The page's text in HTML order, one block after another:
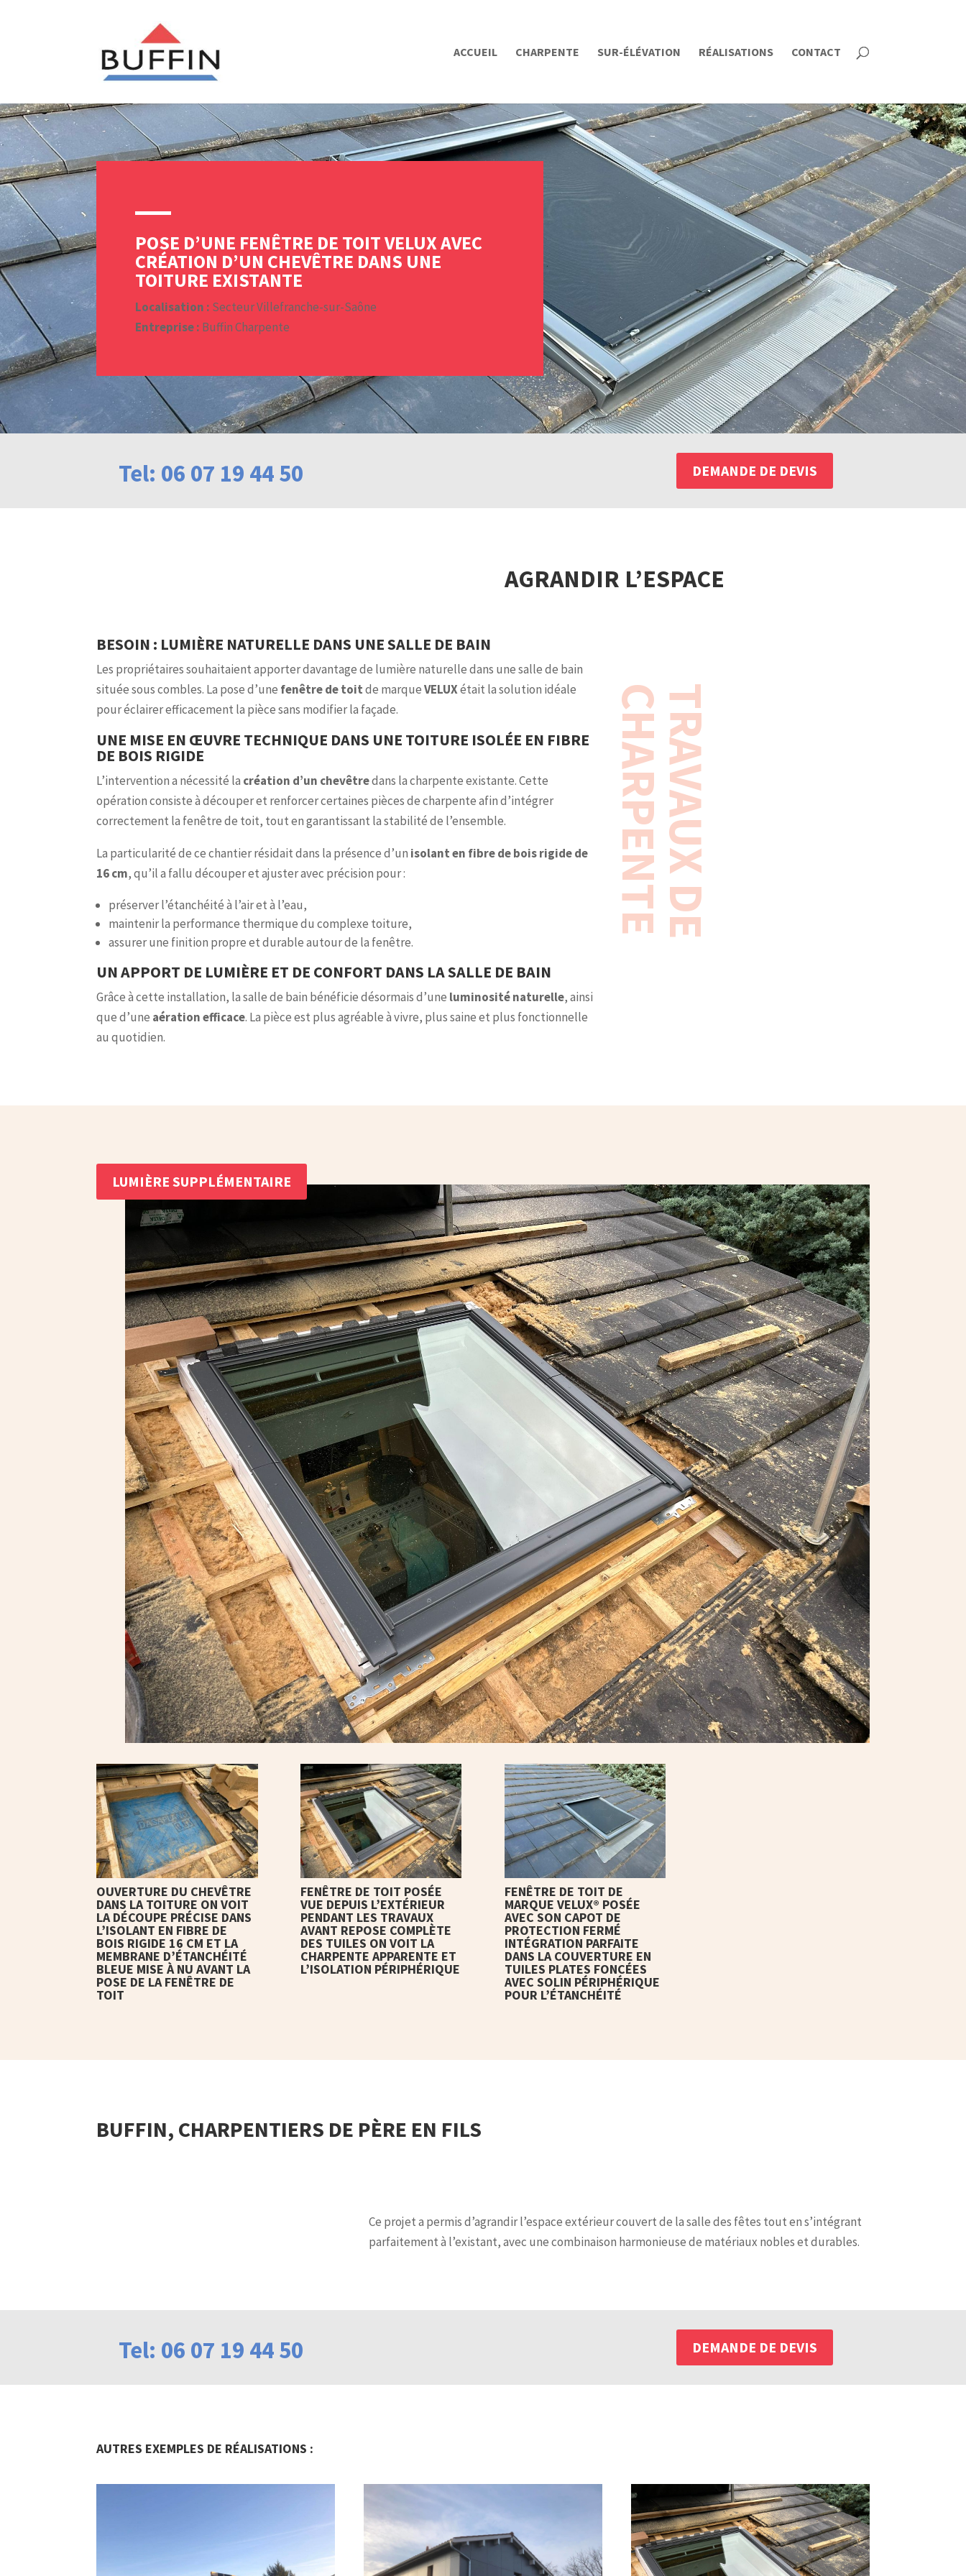
ACCUEIL CHARPENTE SUR-ÉLÉVATION RÉALISATIONS CONTACT
POSE D’UNE FENÊTRE DE TOIT VELUX AVEC
CRÉATION D’UN CHEVÊTRE DANS UNE
TOITURE EXISTANTE
Localisation : Secteur Villefranche-sur-Saône
Entreprise : Buffin Charpente
Tel: 06 07 19 44 50 DEMANDE DE DEVIS
AGRANDIR L’ESPACE
BESOIN : LUMIÈRE NATURELLE DANS UNE SALLE DE BAIN
Les propriétaires souhaitaient apporter davantage de lumière naturelle dans une salle de bain
située sous combles. La pose d’une fenêtre de toitde marqueVELUXétait la solution idéale
pour éclairer efficacement la pièce sans modifier la façade.
UNE MISE EN ŒUVRE TECHNIQUE DANS UNE TOITURE ISOLÉE EN FIBRE
DE BOIS RIGIDE
L’intervention a nécessité la création d’un chevêtredans la charpente existante. Cette
opération consiste à découper et renforcer certaines pièces de charpente afin d’intégrer
correctement la fenêtre de toit, tout en garantissant la stabilité de l’ensemble.
La particularité de ce chantier résidait dans la présence d’un isolant en fibre de bois rigide de
16 cm, qu’il a fallu découper et ajuster avec précision pour :
préserver l’étanchéité à l’air et à l’eau,
maintenir la performance thermique du complexe toiture,
assurer une finition propre et durable autour de la fenêtre.
UN APPORT DE LUMIÈRE ET DE CONFORT DANS LA SALLE DE BAIN
Grâce à cette installation, la salle de bain bénéficie désormais d’une luminosité naturelle, ainsi
que d’une aération efficace. La pièce est plus agréable à vivre, plus saine et plus fonctionnelle
au quotidien.
TRAVAUX DE
CHARPENTE
LUMIÈRE SUPPLÉMENTAIRE
OUVERTURE DU CHEVÊTRE
DANS LA TOITURE ON VOIT
LA DÉCOUPE PRÉCISE DANS
L’ISOLANT EN FIBRE DE
BOIS RIGIDE 16 CM ET LA
MEMBRANE D’ÉTANCHÉITÉ
BLEUE MISE À NU AVANT LA
POSE DE LA FENÊTRE DE
TOIT
FENÊTRE DE TOIT POSÉE
VUE DEPUIS L’EXTÉRIEUR
PENDANT LES TRAVAUX
AVANT REPOSE COMPLÈTE
DES TUILES ON VOIT LA
CHARPENTE APPARENTE ET
L’ISOLATION PÉRIPHÉRIQUE
FENÊTRE DE TOIT DE
MARQUE VELUX® POSÉE
AVEC SON CAPOT DE
PROTECTION FERMÉ
INTÉGRATION PARFAITE
DANS LA COUVERTURE EN
TUILES PLATES FONCÉES
AVEC SOLIN PÉRIPHÉRIQUE
POUR L’ÉTANCHÉITÉ
BUFFIN, CHARPENTIERS DE PÈRE EN FILS
Ce projet a permis d’agrandir l’espace extérieur couvert de la salle des fêtes tout en s’intégrant
parfaitement à l’existant, avec une combinaison harmonieuse de matériaux nobles et durables.
Tel: 06 07 19 44 50 DEMANDE DE DEVIS
AUTRES EXEMPLES DE RÉALISATIONS :